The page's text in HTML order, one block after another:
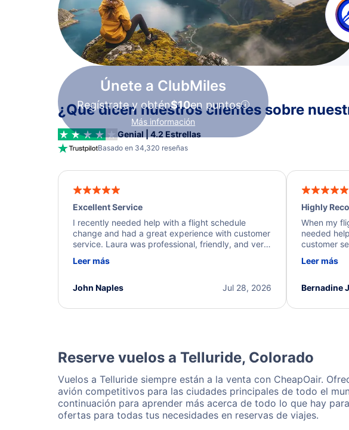
Únete a ClubMiles
Regístrate y obtén$10en puntos
Más información
¿Qué dicen nuestros clientes sobre
Genial | 4.2 Estrellas
Basado en 34,320 reseñas
Excellent Service
I recently needed help with a flight schedule
change and had a great experience with customer
service. Laura was professional, friendly, and very
a solution and kept me informed of the next steps.
Leer más
Jul 28, 2026
John Naples
Highly
When my
needed
customer
process.
I truly
Leer más
Bernadine
Reserve vuelos a Telluride, Colorado
Vuelos a Telluride siempre están a la venta con CheapOair.
avión competitivos para las ciudades principales de todo el
continuación para aprender más acerca de todo lo que hay
ofertas para todas tus necesidades en reservas de viajes.